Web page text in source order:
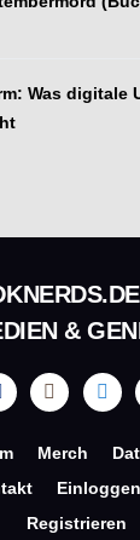
Was digitale
Merch
Einloggen
Registrieren